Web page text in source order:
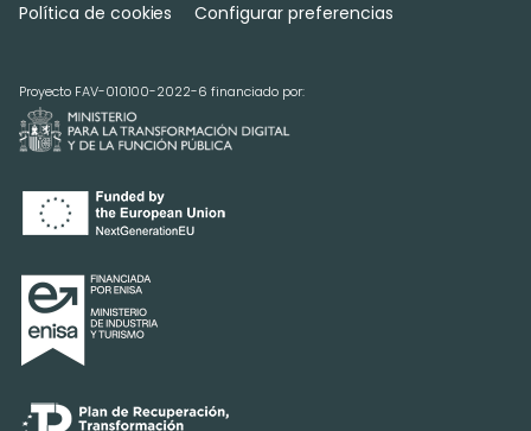
Política de cookies
Configurar preferencias
Proyecto FAV-010100-2022-6 financiado por: